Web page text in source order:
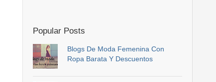
Popular Posts
Blogs De Moda Femenina Con
Ropa Barata Y Descuentos